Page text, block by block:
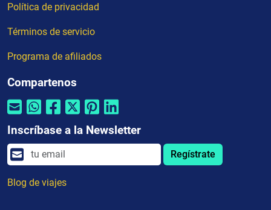
Política de privacidad
Términos de servicio
Programa de afiliados
Compartenos
Inscríbase a la Newsletter
Regístrate
Blog de viajes